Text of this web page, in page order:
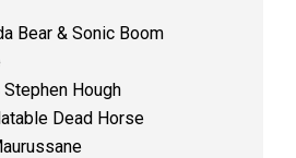
Bear & Sonic Boom
Stephen Hough
Dead Horse